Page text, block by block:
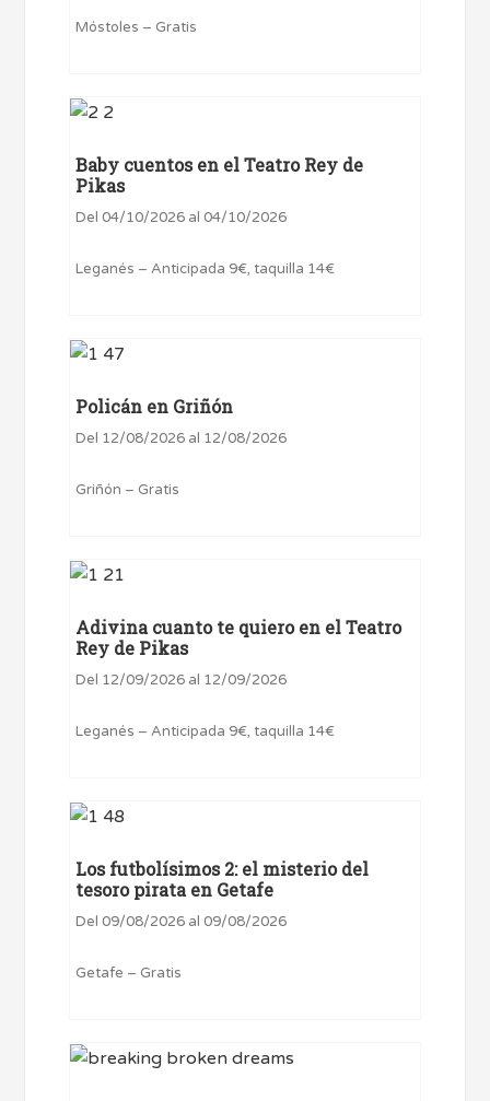
Móstoles – Gratis
Baby cuentos en el Teatro Rey de
Pikas
Del 04/10/2026 al 04/10/2026
Leganés – Anticipada 9€, taquilla 14€
Policán en Griñón
Del 12/08/2026 al 12/08/2026
Griñón – Gratis
Adivina cuanto te quiero en el Teatro
Rey de Pikas
Del 12/09/2026 al 12/09/2026
Leganés – Anticipada 9€, taquilla 14€
Los futbolísimos 2: el misterio del
tesoro pirata en Getafe
Del 09/08/2026 al 09/08/2026
Getafe – Gratis